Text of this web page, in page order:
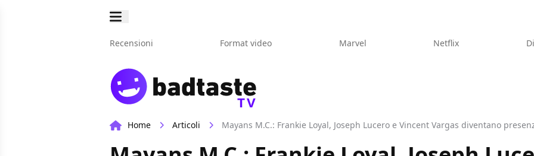
Recensioni Format video Marvel Netflix
TV
Home Articoli Mayans M.C.: Frankie Loyal, Joseph Lucero e Vincent Vargas diventano